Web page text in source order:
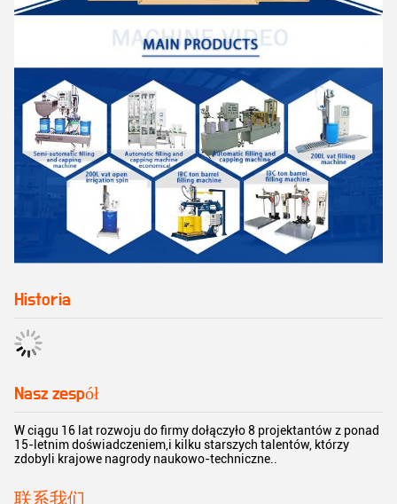
Historia
Nasz zespół
W ciągu 16 lat rozwoju do firmy dołączyło 8 projektantów z ponad
15-letnim doświadczeniem,i kilku starszych talentów, którzy
zdobyli krajowe nagrody naukowo-techniczne..
联系我们